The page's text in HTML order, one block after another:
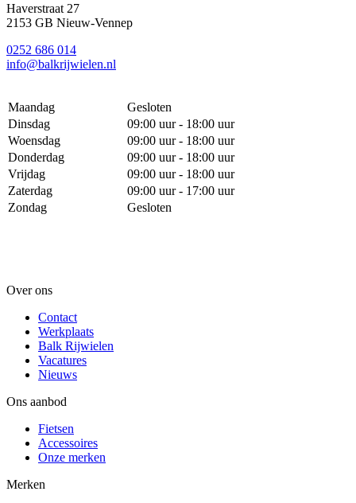
Haverstraat 27
2153 GB Nieuw-Vennep
0252 686 014
info@balkrijwielen.nl
Maandag
Gesloten
Dinsdag
09:00 uur - 18:00 uur
Woensdag
09:00 uur - 18:00 uur
Donderdag
09:00 uur - 18:00 uur
Vrijdag
09:00 uur - 18:00 uur
Zaterdag
09:00 uur - 17:00 uur
Zondag
Gesloten
Over ons
Contact
Werkplaats
Balk Rijwielen
Vacatures
Nieuws
Ons aanbod
Fietsen
Accessoires
Onze merken
Merken